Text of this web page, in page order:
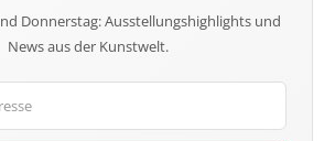
Donnerstag: Ausstellungshighlights und
News aus der Kunstwelt.